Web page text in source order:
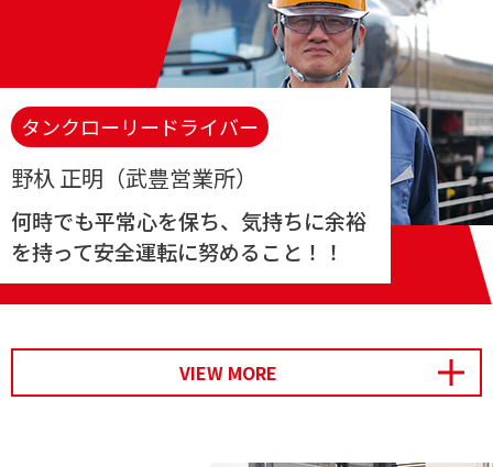
タンクローリードライバー
野杁 正明（武豊営業所）
何時でも平常心を保ち、気持ちに余裕
を持って安全運転に努めること！！
VIEW MORE 開く